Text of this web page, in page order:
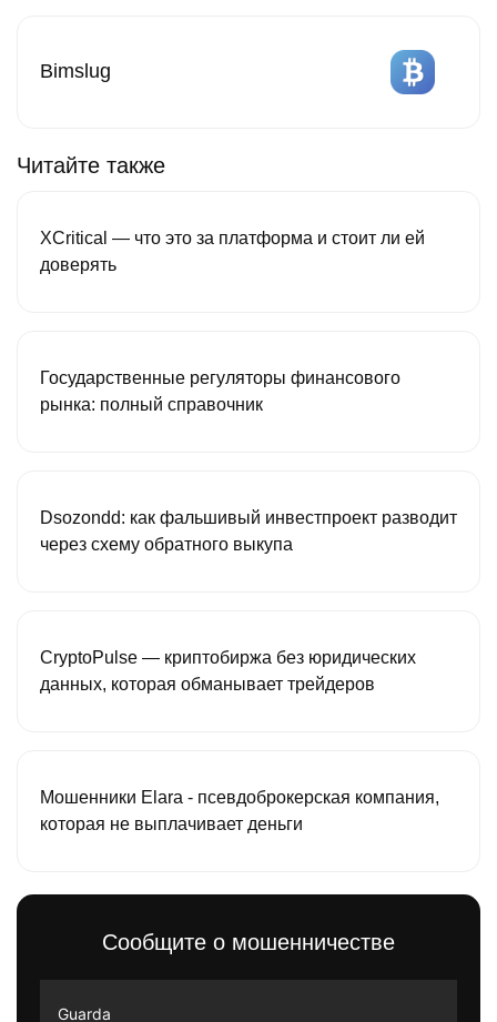
Bimslug
Читайте также
XCritical — что это за платформа и стоит ли ей
доверять
Государственные регуляторы финансового
рынка: полный справочник
Dsozondd: как фальшивый инвестпроект разводит
через схему обратного выкупа
CryptoPulse — криптобиржа без юридических
данных, которая обманывает трейдеров
Мошенники Elara - псевдоброкерская компания,
которая не выплачивает деньги
Сообщите о мошенничестве